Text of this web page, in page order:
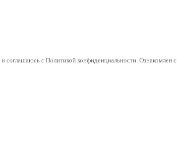
и соглашаюсь с Политикой конфиденциальности. Ознакомлен с